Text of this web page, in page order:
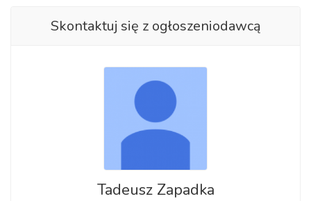
Skontaktuj się z ogłoszeniodawcą
Tadeusz Zapadka